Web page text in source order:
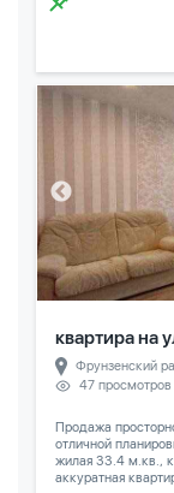
квартира на
Фрунзенский
47 просмотров
Продажа
отличной
жилая 33.4 м.кв.,
аккуратная